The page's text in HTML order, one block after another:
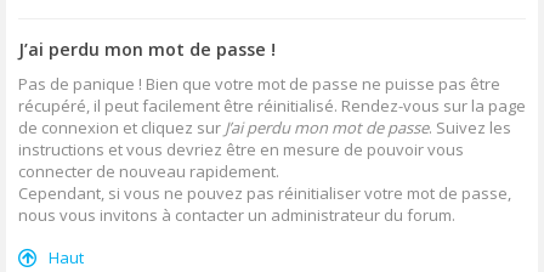
J’ai perdu mon mot de passe !
Pas de panique ! Bien que votre mot de passe ne puisse pas être
récupéré, il peut facilement être réinitialisé. Rendez-vous sur la page
de connexion et cliquez sur J’ai perdu mon mot de passe. Suivez les
instructions et vous devriez être en mesure de pouvoir vous
connecter de nouveau rapidement.
Cependant, si vous ne pouvez pas réinitialiser votre mot de passe,
nous vous invitons à contacter un administrateur du forum.
Haut